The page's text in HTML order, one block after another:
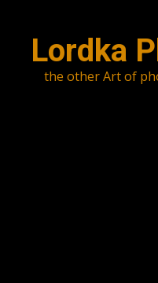
Lordka
the other Art of